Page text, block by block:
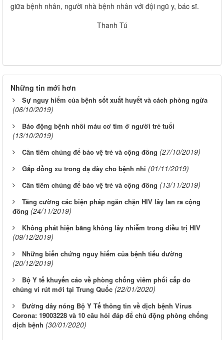
giữa bệnh nhân, người nhà bệnh nhân với đội ngũ y, bác sĩ.
Thanh Tú
Những tin mới hơn
Sự nguy hiểm của bệnh sốt xuất huyết và cách phòng ngừa
(06/10/2019)
Báo động bệnh nhồi máu cơ tim ở người trẻ tuổi
(13/10/2019)
Cần tiêm chủng để bảo vệ trẻ và cộng đồng (27/10/2019)
Gắp đồng xu trong dạ dày cho bệnh nhi (01/11/2019)
Cần tiêm chủng để bảo vệ trẻ và cộng đồng (13/11/2019)
Tăng cường các biện pháp ngăn chặn HIV lây lan ra cộng
đồng (24/11/2019)
Không phát hiện bằng không lây nhiễm trong điều trị HIV
(09/12/2019)
Những biến chứng nguy hiểm của bệnh tiểu đường
(20/12/2019)
Bộ Y tế khuyến cáo về phòng chống viêm phổi cấp do
chủng vi rút mới tại Trung Quốc (22/01/2020)
Đường dây nóng Bộ Y Tế thông tin về dịch bệnh Virus
Corona: 19003228 và 10 câu hỏi đáp để chủ động phòng chống
dịch bệnh (30/01/2020)